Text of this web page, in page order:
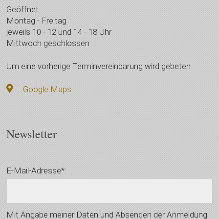
Geöffnet
Montag - Freitag
jeweils 10 - 12 und 14 - 18 Uhr
Mittwoch geschlossen
Um eine vorherige Terminvereinbarung wird gebeten
Google Maps
Newsletter
E-Mail-Adresse*:
Mit Angabe meiner Daten und Absenden der Anmeldung